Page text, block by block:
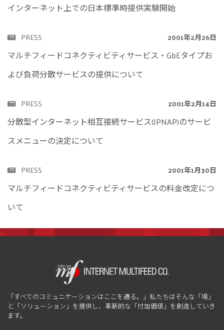
インターネット上での日本標準時提供実験開始
PRESS 2001年2月26日
マルチフィードコネクティビティサービス・GbEタイプお
よび負荷分散サービスの提供について
PRESS 2001年2月14日
分散型インターネット相互接続サービス(JPNAP)のサービ
スメニューの決定について
PRESS 2001年1月30日
マルチフィードコネクティビティサービスの料金改定につ
いて
「すべてのコミュニケーションはここを通る。」私たちはそんな「場」
と「ソリューション」を提供し、革新的な「付加価値」を創造していき
ます。